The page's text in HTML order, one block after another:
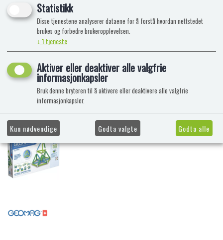
Statistikk
Disse tjenestene analyserer dataene for å forstå hvordan nettstedet
brukes og forbedre brukeropplevelsen.
↓ 1tjeneste
Aktiver eller deaktiver alle valgfrie
informasjonkapsler
Bruk denne bryteren til å aktivere eller deaktivere alle valgfrie
informasjonkapsler.
Kun nødvendige Godta valgte Godta alle